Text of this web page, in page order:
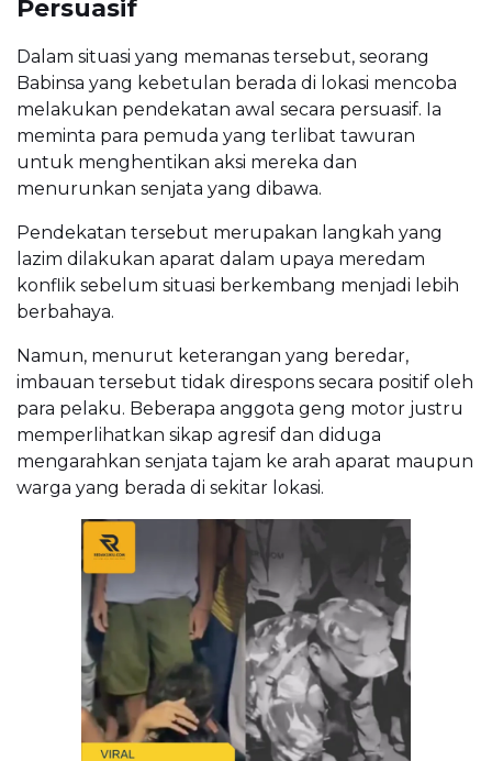
Persuasif
Dalam situasi yang memanas tersebut, seorang
Babinsa yang kebetulan berada di lokasi mencoba
melakukan pendekatan awal secara persuasif. Ia
meminta para pemuda yang terlibat tawuran
untuk menghentikan aksi mereka dan
menurunkan senjata yang dibawa.
Pendekatan tersebut merupakan langkah yang
lazim dilakukan aparat dalam upaya meredam
konflik sebelum situasi berkembang menjadi lebih
berbahaya.
Namun, menurut keterangan yang beredar,
imbauan tersebut tidak direspons secara positif oleh
para pelaku. Beberapa anggota geng motor justru
memperlihatkan sikap agresif dan diduga
mengarahkan senjata tajam ke arah aparat maupun
warga yang berada di sekitar lokasi.